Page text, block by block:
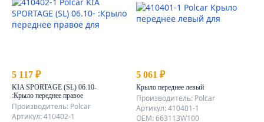
5 117 ₽
KIA SPORTAGE (SL) 06.10-
:Крыло переднее правое
Производитель: Polcar
Артикул: 410402-1
5 061 ₽
Крыло переднее левый
Производитель: Polcar
Артикул: 410401-1
OEM: 663113W100